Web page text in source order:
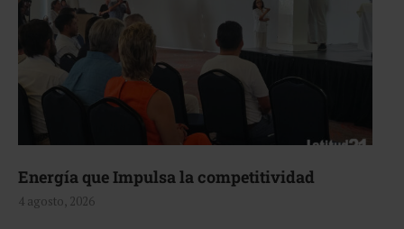
Energía que Impulsa la competitividad
4 agosto, 2026